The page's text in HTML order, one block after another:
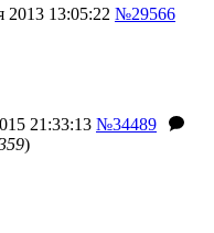
2013 13:05:22 №29566
21:33:13 №34489
)